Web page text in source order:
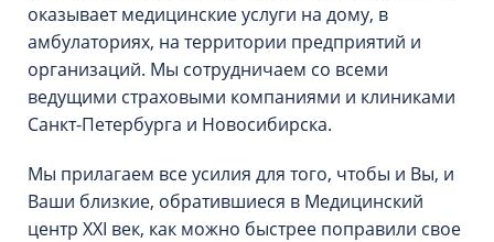
оказывает медицинские услуги на дому, в
амбулаториях, на территории предприятий и
организаций. Мы сотрудничаем со всеми
ведущими страховыми компаниями и клиниками
Санкт-Петербурга и Новосибирска.
Мы прилагаем все усилия для того, чтобы и Вы, и
Ваши близкие, обратившиеся в Медицинский
центр ХХI век, как можно быстрее поправили свое